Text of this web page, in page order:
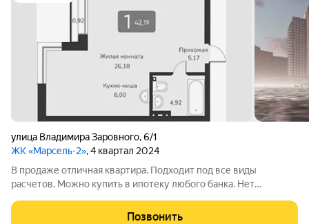
улица Владимира Заровного,6/1
ЖК «Марсель-2», 4 квартал 2024
В продаже отличная квартира. Подходит под все виды
расчетов. Можно купить в ипотеку любого банка. Нет
Позвонить